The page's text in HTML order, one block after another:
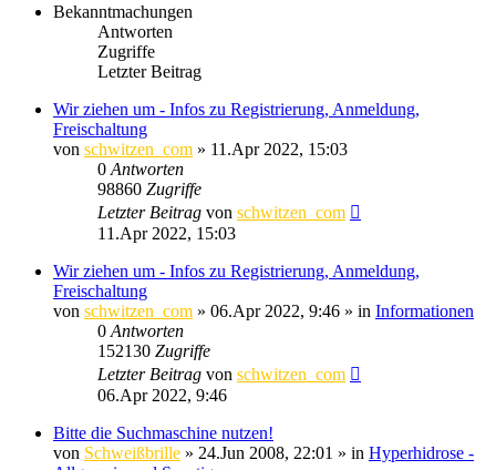
Bekanntmachungen
Antworten
Zugriffe
Letzter Beitrag
Wir ziehen um - Infos zu Registrierung, Anmeldung,
Freischaltung
von schwitzen_com » 11.Apr 2022, 15:03
0 Antworten
98860 Zugriffe
Letzter Beitrag von schwitzen_com
11.Apr 2022, 15:03
Wir ziehen um - Infos zu Registrierung, Anmeldung,
Freischaltung
von schwitzen_com » 06.Apr 2022, 9:46 » in Informationen
0 Antworten
152130 Zugriffe
Letzter Beitrag von schwitzen_com
06.Apr 2022, 9:46
Bitte die Suchmaschine nutzen!
von Schweißbrille » 24.Jun 2008, 22:01 » in Hyperhidrose -